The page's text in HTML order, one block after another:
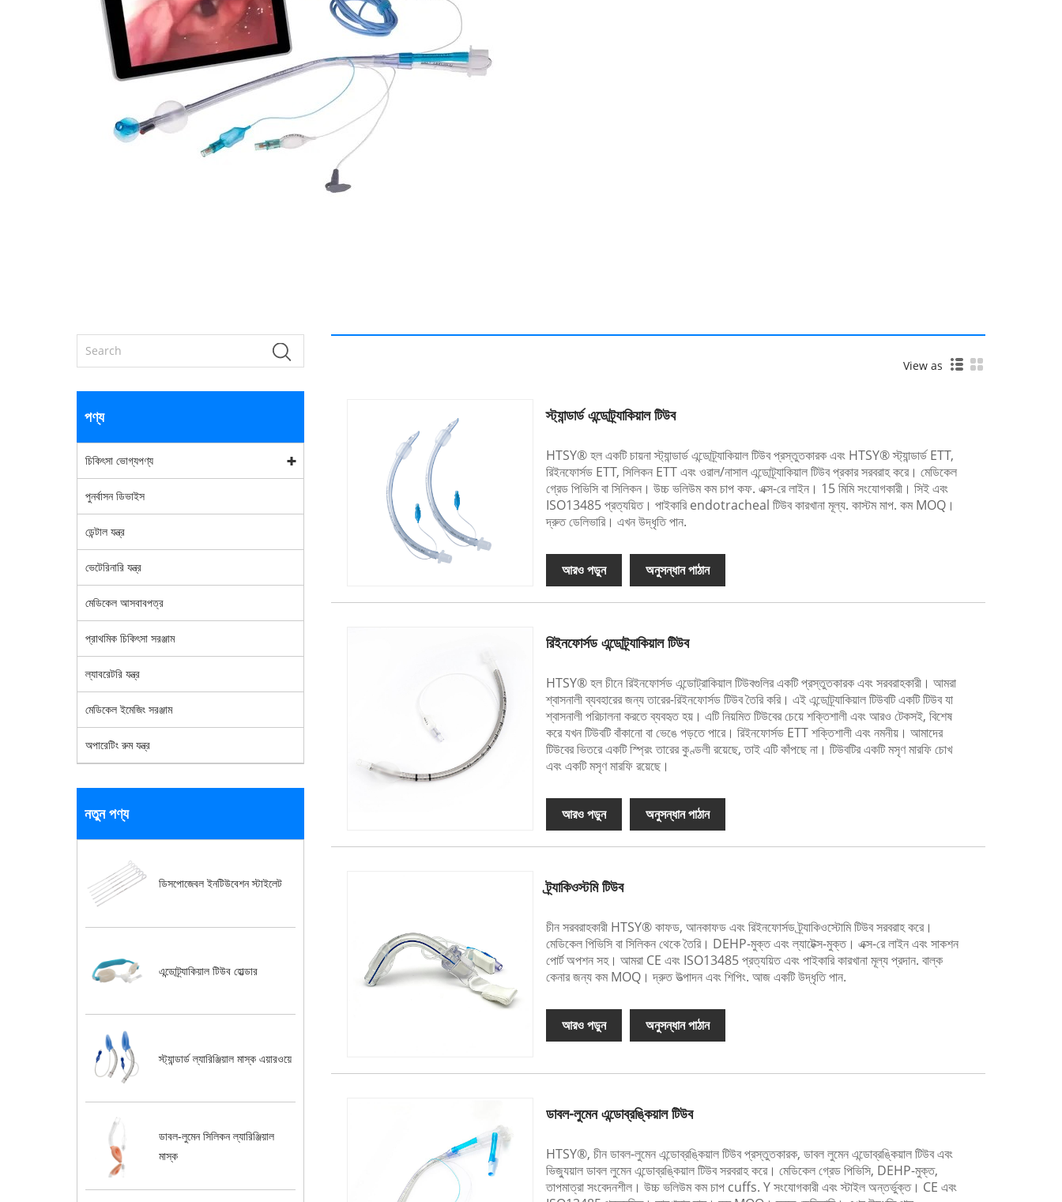
পণ্য
চিকিৎসা ভোগ্যপণ্য
পুনর্বাসন ডিভাইস
ডেন্টাল যন্ত্র
ভেটেরিনারি যন্ত্র
মেডিকেল আসবাবপত্র
প্রাথমিক চিকিৎসা সরঞ্জাম
ল্যাবরেটরি যন্ত্র
মেডিকেল ইমেজিং সরঞ্জাম
অপারেটিং রুম যন্ত্র
নতুন পণ্য
ডিসপোজেবল ইনটিউবেশন স্টাইলেট
এন্ডোট্র্যাকিয়াল টিউব হোল্ডার
স্ট্যান্ডার্ড ল্যারিঞ্জিয়াল মাস্ক এয়ারওয়ে
ডাবল-লুমেন সিলিকন ল্যারিঞ্জিয়াল
মাস্ক
View as
স্ট্যান্ডার্ড এন্ডোট্র্যাকিয়াল টিউব
HTSY® হল একটি চায়না স্ট্যান্ডার্ড এন্ডোট্র্যাকিয়াল টিউব প্রস্তুতকারক এবং HTSY® স্ট্যান্ডার্ড ETT,
রিইনফোর্সড ETT, সিলিকন ETT এবং ওরাল/নাসাল এন্ডোট্র্যাকিয়াল টিউব প্রকার সরবরাহ করে। মেডিকেল
গ্রেড পিভিসি বা সিলিকন। উচ্চ ভলিউম কম চাপ কফ. এক্স-রে লাইন। 15 মিমি সংযোগকারী। সিই এবং
ISO13485 প্রত্যয়িত। পাইকারি endotracheal টিউব কারখানা মূল্য. কাস্টম মাপ. কম MOQ।
দ্রুত ডেলিভারি। এখন উদ্ধৃতি পান.
আরও পড়ুন অনুসন্ধান পাঠান
রিইনফোর্সড এন্ডোট্র্যাকিয়াল টিউব
HTSY® হল চীনে রিইনফোর্সড এন্ডোট্রাকিয়াল টিউবগুলির একটি প্রস্তুতকারক এবং সরবরাহকারী। আমরা
শ্বাসনালী ব্যবহারের জন্য তারের-রিইনফোর্সড টিউব তৈরি করি। এই এন্ডোট্র্যাকিয়াল টিউবটি একটি টিউব যা
শ্বাসনালী পরিচালনা করতে ব্যবহৃত হয়। এটি নিয়মিত টিউবের চেয়ে শক্তিশালী এবং আরও টেকসই, বিশেষ
করে যখন টিউবটি বাঁকানো বা ভেঙে পড়তে পারে। রিইনফোর্সড ETT শক্তিশালী এবং নমনীয়। আমাদের
টিউবের ভিতরে একটি স্প্রিং তারের কুণ্ডলী রয়েছে, তাই এটি কাঁপছে না। টিউবটির একটি মসৃণ মারফি চোখ
এবং একটি মসৃণ মারফি রয়েছে।
আরও পড়ুন অনুসন্ধান পাঠান
ট্র্যাকিওস্টমি টিউব
চীন সরবরাহকারী HTSY® কাফড, আনকাফড এবং রিইনফোর্সড ট্র্যাকিওস্টোমি টিউব সরবরাহ করে।
মেডিকেল পিভিসি বা সিলিকন থেকে তৈরি। DEHP-মুক্ত এবং ল্যাটেক্স-মুক্ত। এক্স-রে লাইন এবং সাকশন
পোর্ট অপশন সহ। আমরা CE এবং ISO13485 প্রত্যয়িত এবং পাইকারি কারখানা মূল্য প্রদান. বাল্ক
কেনার জন্য কম MOQ। দ্রুত উত্পাদন এবং শিপিং. আজ একটি উদ্ধৃতি পান.
আরও পড়ুন অনুসন্ধান পাঠান
ডাবল-লুমেন এন্ডোব্রঙ্কিয়াল টিউব
HTSY®, চীন ডাবল-লুমেন এন্ডোব্রঙ্কিয়াল টিউব প্রস্তুতকারক, ডাবল লুমেন এন্ডোব্রঙ্কিয়াল টিউব এবং
ভিজ্যুয়াল ডাবল লুমেন এন্ডোব্রঙ্কিয়াল টিউব সরবরাহ করে। মেডিকেল গ্রেড পিভিসি, DEHP-মুক্ত,
তাপমাত্রা সংবেদনশীল। উচ্চ ভলিউম কম চাপ cuffs. Y সংযোগকারী এবং স্টাইল অন্তর্ভুক্ত। CE এবং